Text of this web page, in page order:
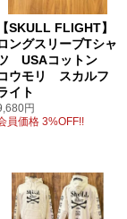
【SKULL FLIGHT】
ングスリーブTシャ
USAコットン
ウモリ スカルフ
イト
円
員価格 3%OFF!!